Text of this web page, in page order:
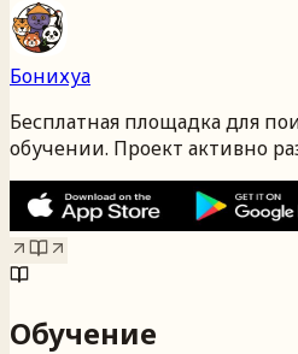
Бонихуа
Бесплатная площадка для
обучении. Проект активно
Обучение